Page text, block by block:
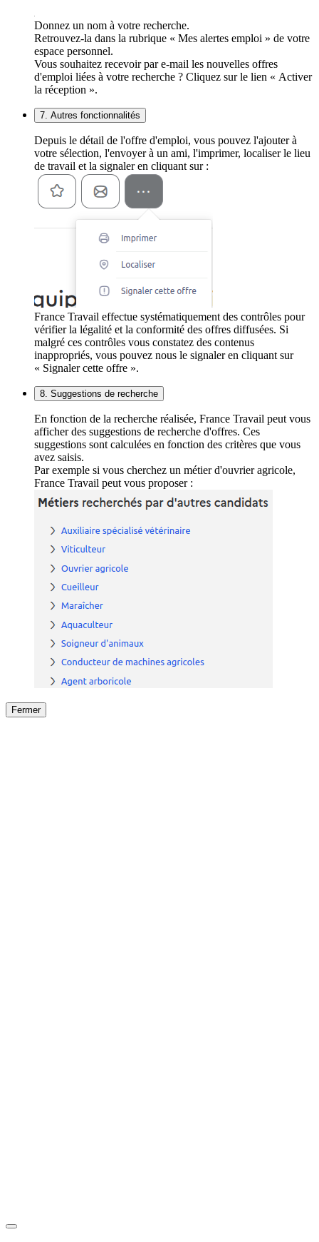
Donnez un nom à votre recherche.
Retrouvez-la dans la rubrique « Mes alertes emploi » de votre
espace personnel.
Vous souhaitez recevoir par e-mail les nouvelles offres
d'emploi liées à votre recherche ? Cliquez sur le lien « Activer
la réception ».
7. Autres fonctionnalités
Depuis le détail de l'offre d'emploi, vous pouvez l'ajouter à
votre sélection, l'envoyer à un ami, l'imprimer, localiser le lieu
de travail et la signaler en cliquant sur :
France Travail effectue systématiquement des contrôles pour
vérifier la légalité et la conformité des offres diffusées. Si
malgré ces contrôles vous constatez des contenus
inappropriés, vous pouvez nous le signaler en cliquant sur
« Signaler cette offre ».
8. Suggestions de recherche
En fonction de la recherche réalisée, France Travail peut vous
afficher des suggestions de recherche d'offres. Ces
suggestions sont calculées en fonction des critères que vous
avez saisis.
Par exemple si vous cherchez un métier d'ouvrier agricole,
France Travail peut vous proposer :
Fermer